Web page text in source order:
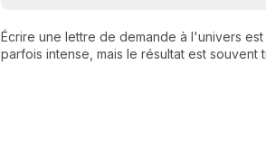
Écrire une lettre de demande à l'univers
parfois intense, mais le résultat est souvent